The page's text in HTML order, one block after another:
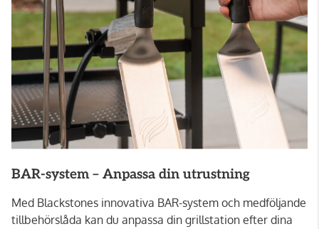
BAR-system – Anpassa din utrustning
Med Blackstones innovativa BAR-system och medföljande
tillbehörslåda kan du anpassa din grillstation efter dina